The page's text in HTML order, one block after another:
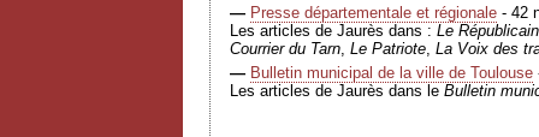
— Presse départementale et régionale - 42
Les articles de Jaurès dans : Le
Courrier du Tarn, Le Patriote, La Voix des
— Bulletin municipal de la ville de Toulouse
Les articles de Jaurès dans le Bulletin